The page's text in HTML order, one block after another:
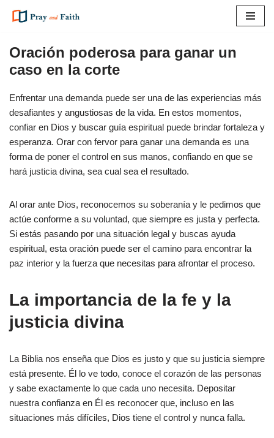
al
Oración poderosa para ganar un
caso en la corte
Enfrentar una demanda puede ser una de las experiencias más
desafiantes y angustiosas de la vida. En estos momentos,
confiar en Dios y buscar guía espiritual puede brindar fortaleza y
esperanza. Orar con fervor para ganar una demanda es una
forma de poner el control en sus manos, confiando en que se
hará justicia divina, sea cual sea el resultado.
Al orar ante Dios, reconocemos su soberanía y le pedimos que
actúe conforme a su voluntad, que siempre es justa y perfecta.
Si estás pasando por una situación legal y buscas ayuda
espiritual, esta oración puede ser el camino para encontrar la
paz interior y la fuerza que necesitas para afrontar el proceso.
La importancia de la fe y la
justicia divina
La Biblia nos enseña que Dios es justo y que su justicia siempre
está presente. Él lo ve todo, conoce el corazón de las personas
y sabe exactamente lo que cada uno necesita. Depositar
nuestra confianza en Él es reconocer que, incluso en las
situaciones más difíciles, Dios tiene el control y nunca falla.